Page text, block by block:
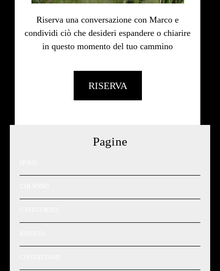
Riserva una conversazione con Marco e
condividi ciò che desideri espandere o chiarire
in questo momento del tuo cammino
RISERVA
Pagine